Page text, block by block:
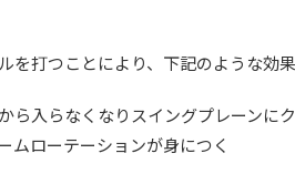
を打つことにより、下記のような効果
ら入らなくなりスイングプレーンに
ムローテーションが身につく